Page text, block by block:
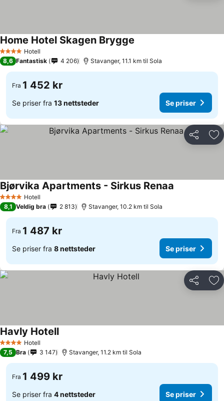
4 StjernerHotell
Home Hotel Skagen Brygge
8,6 Fantastisk 4 206 Stavanger, 11.1 km til Sola
Fra 1 452 kr
Se priser fra 13 nettsteder Se priser
Del
4 StjernerHotell
Bjørvika Apartments - Sirkus Renaa
8,1 Veldig bra 2 813 Stavanger, 10.2 km til Sola
Fra 1 487 kr
Se priser fra 8 nettsteder Se priser
Del
4 StjernerHotell
Havly Hotell
7,5 Bra 3 147 Stavanger, 11.2 km til Sola
Fra 1 499 kr
Se priser fra 4 nettsteder Se priser